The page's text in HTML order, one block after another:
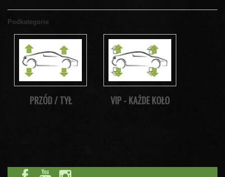
Podkategorie
PRZÓD / TYŁ VIP - KAŻDE KOŁO